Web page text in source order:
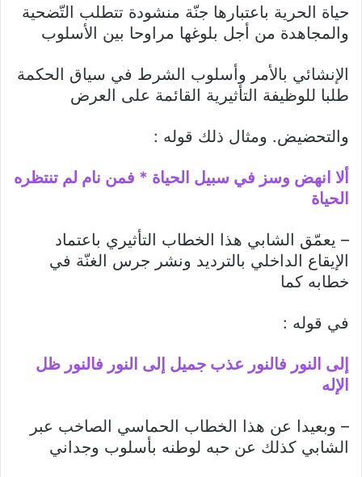
حياة الحرية باعتبارها جنّة منشودة تتطلب التّضحية
والمجاهدة من أجل بلوغها مراوحا بين الأسلوب
الإنشائي بالأمر وأسلوب الشرط في سياق الحكمة
طلبا للوظيفة التأثيرية القائمة على العرض
والتحضيض. ومثال ذلك قوله :
ألا انهض وسز في سبيل الحياة * فمن نام لم تنتظره
الحياة
– يعمّق الشابي هذا الخطاب التأثيري باعتماد
الإيقاع الداخلي بالترديد ونشر جرس الغنّة في
خطابه كما
في قوله :
إلى النور فالنور عذب جميل إلى النور فالنور ظل
الإله
– وبعيدا عن هذا الخطاب الحماسي الصاخب عبر
الشابي كذلك عن حبه لوطنه بأسلوب وجداني